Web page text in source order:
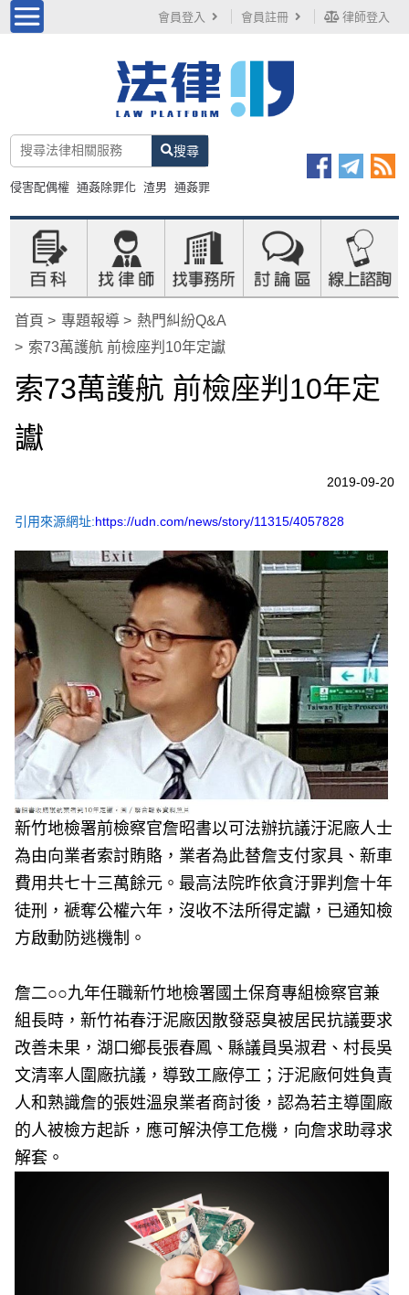
會員登入 會員註冊 律師登入
搜尋
侵害配偶權 通姦除罪化 渣男 通姦罪
首頁 專題報導
熱門糾紛Q&A
索73萬護航 前檢座判10年定讞
索73萬護航 前檢座判10年定
讞
2019-09-20
引用來源網址:https://udn.com/news/story/11315/4057828
新竹地檢署前檢察官詹昭書以可法辦抗議汙泥廠人士
為由向業者索討賄賂，業者為此替詹支付家具、新車
費用共七十三萬餘元。最高法院昨依貪汙罪判詹十年
徒刑，褫奪公權六年，沒收不法所得定讞，已通知檢
方啟動防逃機制。
詹二○○九年任職新竹地檢署國土保育專組檢察官兼
組長時，新竹祐春汙泥廠因散發惡臭被居民抗議要求
改善未果，湖口鄉長張春鳳、縣議員吳淑君、村長吳
文清率人圍廠抗議，導致工廠停工；汙泥廠何姓負責
人和熟識詹的張姓溫泉業者商討後，認為若主導圍廠
的人被檢方起訴，應可解決停工危機，向詹求助尋求
解套。